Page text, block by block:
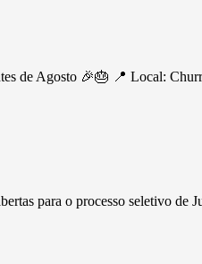
de Agosto 🎉🎂 📍 Local:
para o processo seletivo